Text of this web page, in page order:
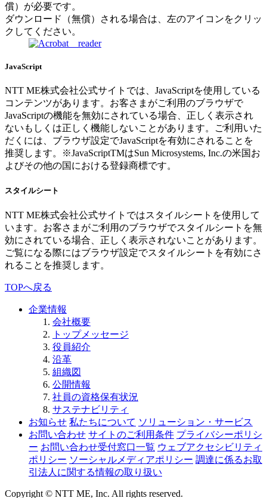
償）が必要です。
ダウンロード（無償）される場合は、左のアイコンをクリッ
クしてください。
JavaScript
NTT ME株式会社公式サイトでは、JavaScriptを使用している
コンテンツがあります。お客さまがご利用のブラウザで
JavaScriptの機能を無効にされている場合、正しく表示され
ないもしくは正しく機能しないことがあります。ご利用いた
だくには、ブラウザ設定でJavaScriptを有効にされることを
推奨します。※JavaScriptTMはSun Microsystems, Inc.の米国お
よびその他の国における登録商標です。
スタイルシート
NTT ME株式会社公式サイトではスタイルシートを使用して
います。お客さまがご利用のブラウザでスタイルシートを無
効にされている場合、正しく表示されないことがあります。
ご覧になる際にはブラウザ設定でスタイルシートを有効にさ
れることを推奨します。
TOPへ戻る
企業情報
会社概要
トップメッセージ
役員紹介
沿革
組織図
公開情報
社員の資格保有状況
サステナビリティ
お知らせ 私たちについて ソリューション・サービス
お問い合わせ サイトのご利用条件 プライバシーポリシ
ー お問い合わせ受付窓口一覧 ウェブアクセシビリティ
ポリシー ソーシャルメディアポリシー 調達に係るお取
引法人に関する情報の取り扱い
Copyright © NTT ME, Inc. All rights reserved.